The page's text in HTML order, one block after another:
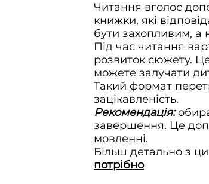
Читання вголос
книжки, які
бути захопливим, а
Під час читання
розвиток сюжету.
можете залучати
Такий формат
зацікавленість.
Рекомендація:
завершення. Це
мовленні.
Більш детально з
потрібно